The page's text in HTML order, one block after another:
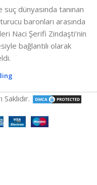
dünyasında tanınan
baronları arasında
Naci Şerifi Zindaşti’nin
bağlantılı olarak